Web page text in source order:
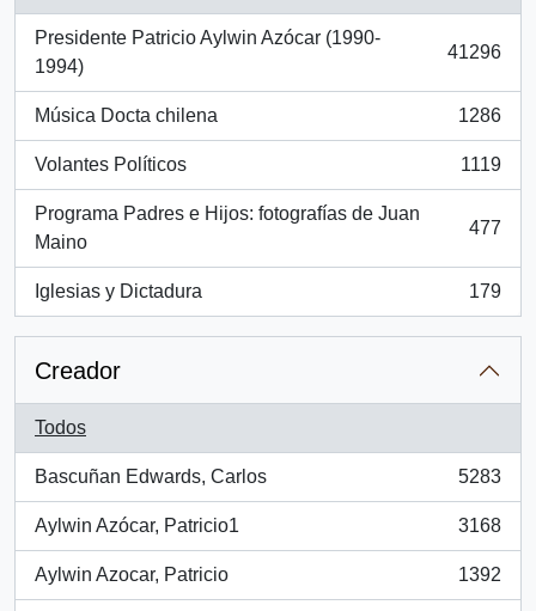
Presidente Patricio Aylwin Azócar (1990-
1994)
, 41296 resultados
41296
Música Docta chilena
, 1286 resultados
1286
Volantes Políticos
, 1119 resultados
1119
Programa Padres e Hijos: fotografías de Juan
Maino
, 477 resultados
477
Iglesias y Dictadura
, 179 resultados
179
Creador
Todos
Bascuñan Edwards, Carlos
, 5283 resultados
5283
Aylwin Azócar, Patricio1
, 3168 resultados
3168
Aylwin Azocar, Patricio
, 1392 resultados
1392